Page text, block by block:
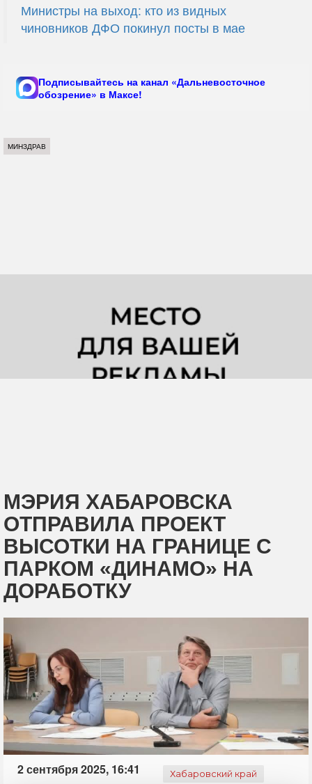
Министры на выход: кто из видных
чиновников ДФО покинул посты в мае
Подписывайтесь на канал «Дальневосточное
обозрение» в Максе!
МИНЗДРАВ
МЭРИЯ ХАБАРОВСКА
ОТПРАВИЛА ПРОЕКТ
ВЫСОТКИ НА ГРАНИЦЕ С
ПАРКОМ «ДИНАМО» НА
ДОРАБОТКУ
2 сентября 2025, 16:41 Хабаровский край